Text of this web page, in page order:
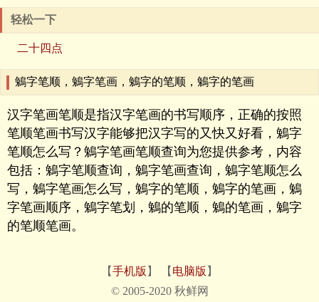
轻松一下
二十四点
鵵字笔顺，鵵字笔画，鵵字的笔顺，鵵字的笔画
汉字笔画笔顺是指汉字笔画的书写顺序，正确的按照
笔顺笔画书写汉字能够把汉字写的又快又好看，鵵字
笔顺怎么写？鵵字笔画笔顺查询为您提供参考，内容
包括：鵵字笔顺查询，鵵字笔画查询，鵵字笔顺怎么
写，鵵字笔画怎么写，鵵字的笔顺，鵵字的笔画，鵵
字笔画顺序，鵵字笔划，鵵的笔顺，鵵的笔画，鵵字
的笔顺笔画。
【手机版 】 【 电脑版 】
© 2005-2020 秋鲜网